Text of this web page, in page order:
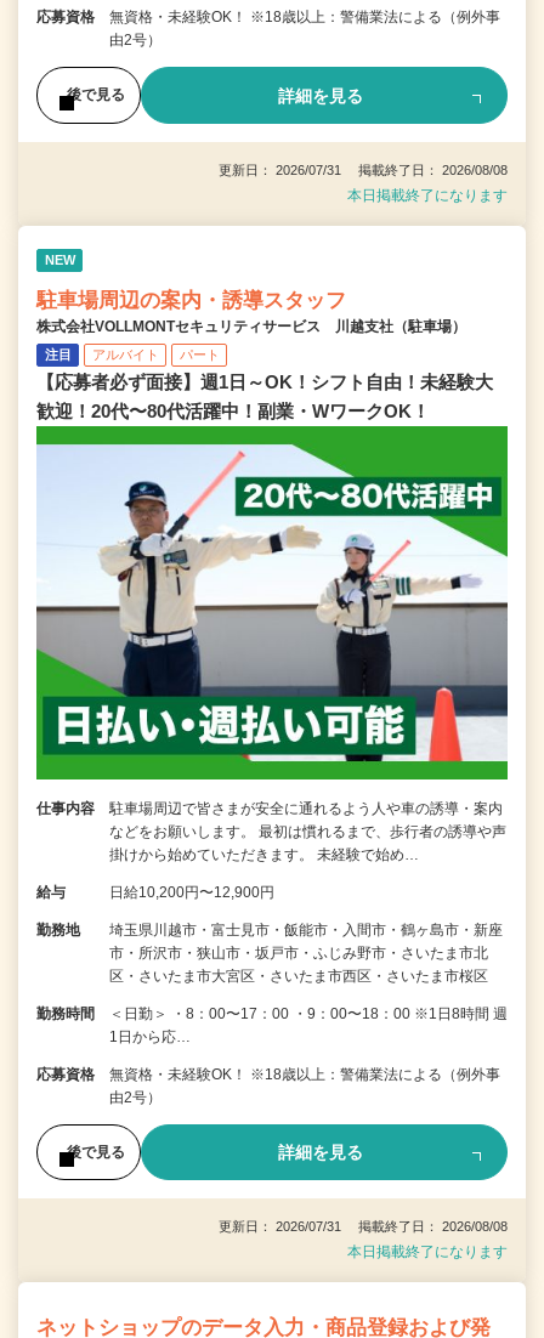
応募資格
無資格・未経験OK！ ※18歳以上：警備業法による（例外事
由2号）
後で見る 詳細を見る
更新日： 2026/07/31 掲載終了日： 2026/08/08
本日掲載終了になります
NEW
駐車場周辺の案内・誘導スタッフ
株式会社VOLLMONTセキュリティサービス 川越支社（駐車場）
注目 アルバイト パート
【応募者必ず面接】週1日～OK！シフト自由！未経験大
歓迎！20代〜80代活躍中！副業・WワークOK！
仕事内容
駐車場周辺で皆さまが安全に通れるよう人や車の誘導・案内
などをお願いします。 最初は慣れるまで、歩行者の誘導や声
掛けから始めていただきます。 未経験で始め…
給与 日給10,200円〜12,900円
勤務地
埼玉県川越市・富士見市・飯能市・入間市・鶴ヶ島市・新座
市・所沢市・狭山市・坂戸市・ふじみ野市・さいたま市北
区・さいたま市大宮区・さいたま市西区・さいたま市桜区
勤務時間
＜日勤＞ ・8：00〜17：00 ・9：00〜18：00 ※1日8時間 週
1日から応…
応募資格
無資格・未経験OK！ ※18歳以上：警備業法による（例外事
由2号）
後で見る 詳細を見る
更新日： 2026/07/31 掲載終了日： 2026/08/08
本日掲載終了になります
ネットショップのデータ入力・商品登録および発